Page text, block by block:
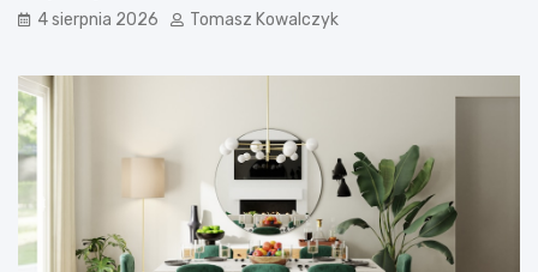
4 sierpnia 2026 Tomasz Kowalczyk